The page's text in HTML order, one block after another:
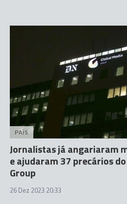
PAÍS
Jornalistas já angariaram
e ajudaram 37 precários
Group
26 Dez 2023 20:33